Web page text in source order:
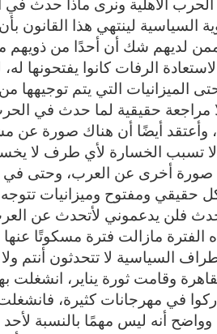
السياسية لينتهي هذا القانون
ممن لديهم شك أن أحدًا من
الرفات كانوا يفتحونها
الميزانيات التي يتم توجيهها
مراجعة حقيقية لما حدث في
وأعتقد أيضًا أن هناك صورة عن
تسبب الخسارة لأي طرف لا
صورة أخرى عن العرب، وحتى في
حقيقي ومفتوح وميزانيات
فلن يدعموني لأتحدث عن
الفترة مازالت فترة مسكوتًا
السياسية لا تتحدثون أنتم
وقامت ثورة يناير، انشغلت
في مهرجانات كثيرة،
أنه ليس مهمًا بالنسبة